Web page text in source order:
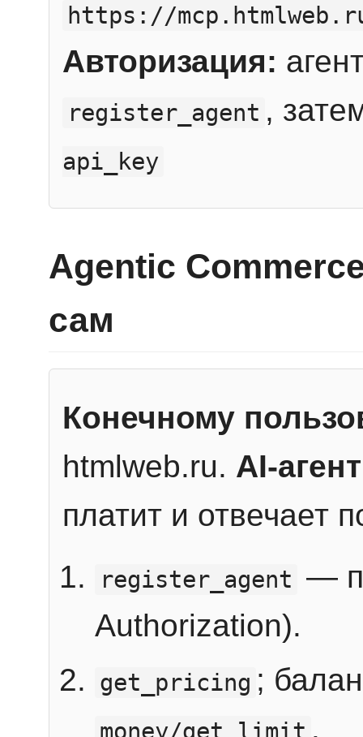
https://
Авторизация:
register_agent ,
api_key
Agentic
сам
Конечному
htmlweb.ru. AI-агент
платит и отвечает
register_agent —
Authorization).
get_pricing ;
.